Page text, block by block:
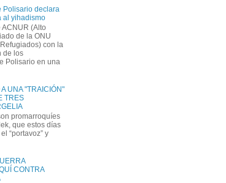
Polisario declara
al yihadismo
ACNUR (Alto
de la ONU
con la
de los
Polisario en una
UNA "TRAICIÓN"
TRES
promarroquíes
que estos días
“portavoz” y
CONTRA